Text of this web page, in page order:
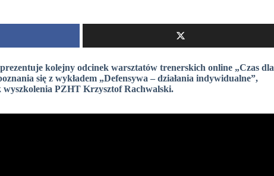
kolejny odcinek warsztatów trenerskich online „Czas dla
się z wykładem „Defensywa – działania indywidualne”,
PZHT Krzysztof Rachwalski.